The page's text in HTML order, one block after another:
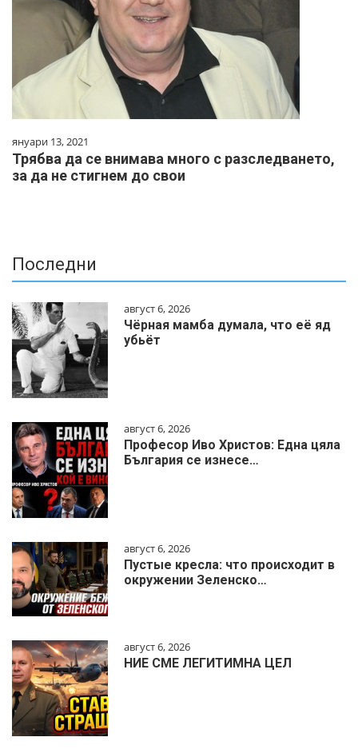
януари 13, 2021
Трябва да се внимава много с разследването,
за да не стигнем до свои
Последни
август 6, 2026
Чёрная мамба думала, что её яд
убьёт
август 6, 2026
Професор Иво Христов: Една цяла
България се изнесе…
август 6, 2026
Пустые кресла: что происходит в
окружении Зеленско…
август 6, 2026
НИЕ СМЕ ЛЕГИТИМНА ЦЕЛ